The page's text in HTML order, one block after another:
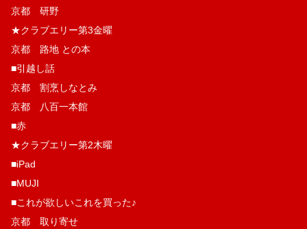
京都 研野
★クラブエリー第3金曜
京都 路地 との本
■引越し話
京都 割烹しなとみ
京都 八百一本館
■赤
★クラブエリー第2木曜
■iPad
■MUJI
■これが欲しいこれを買った♪
京都 取り寄せ